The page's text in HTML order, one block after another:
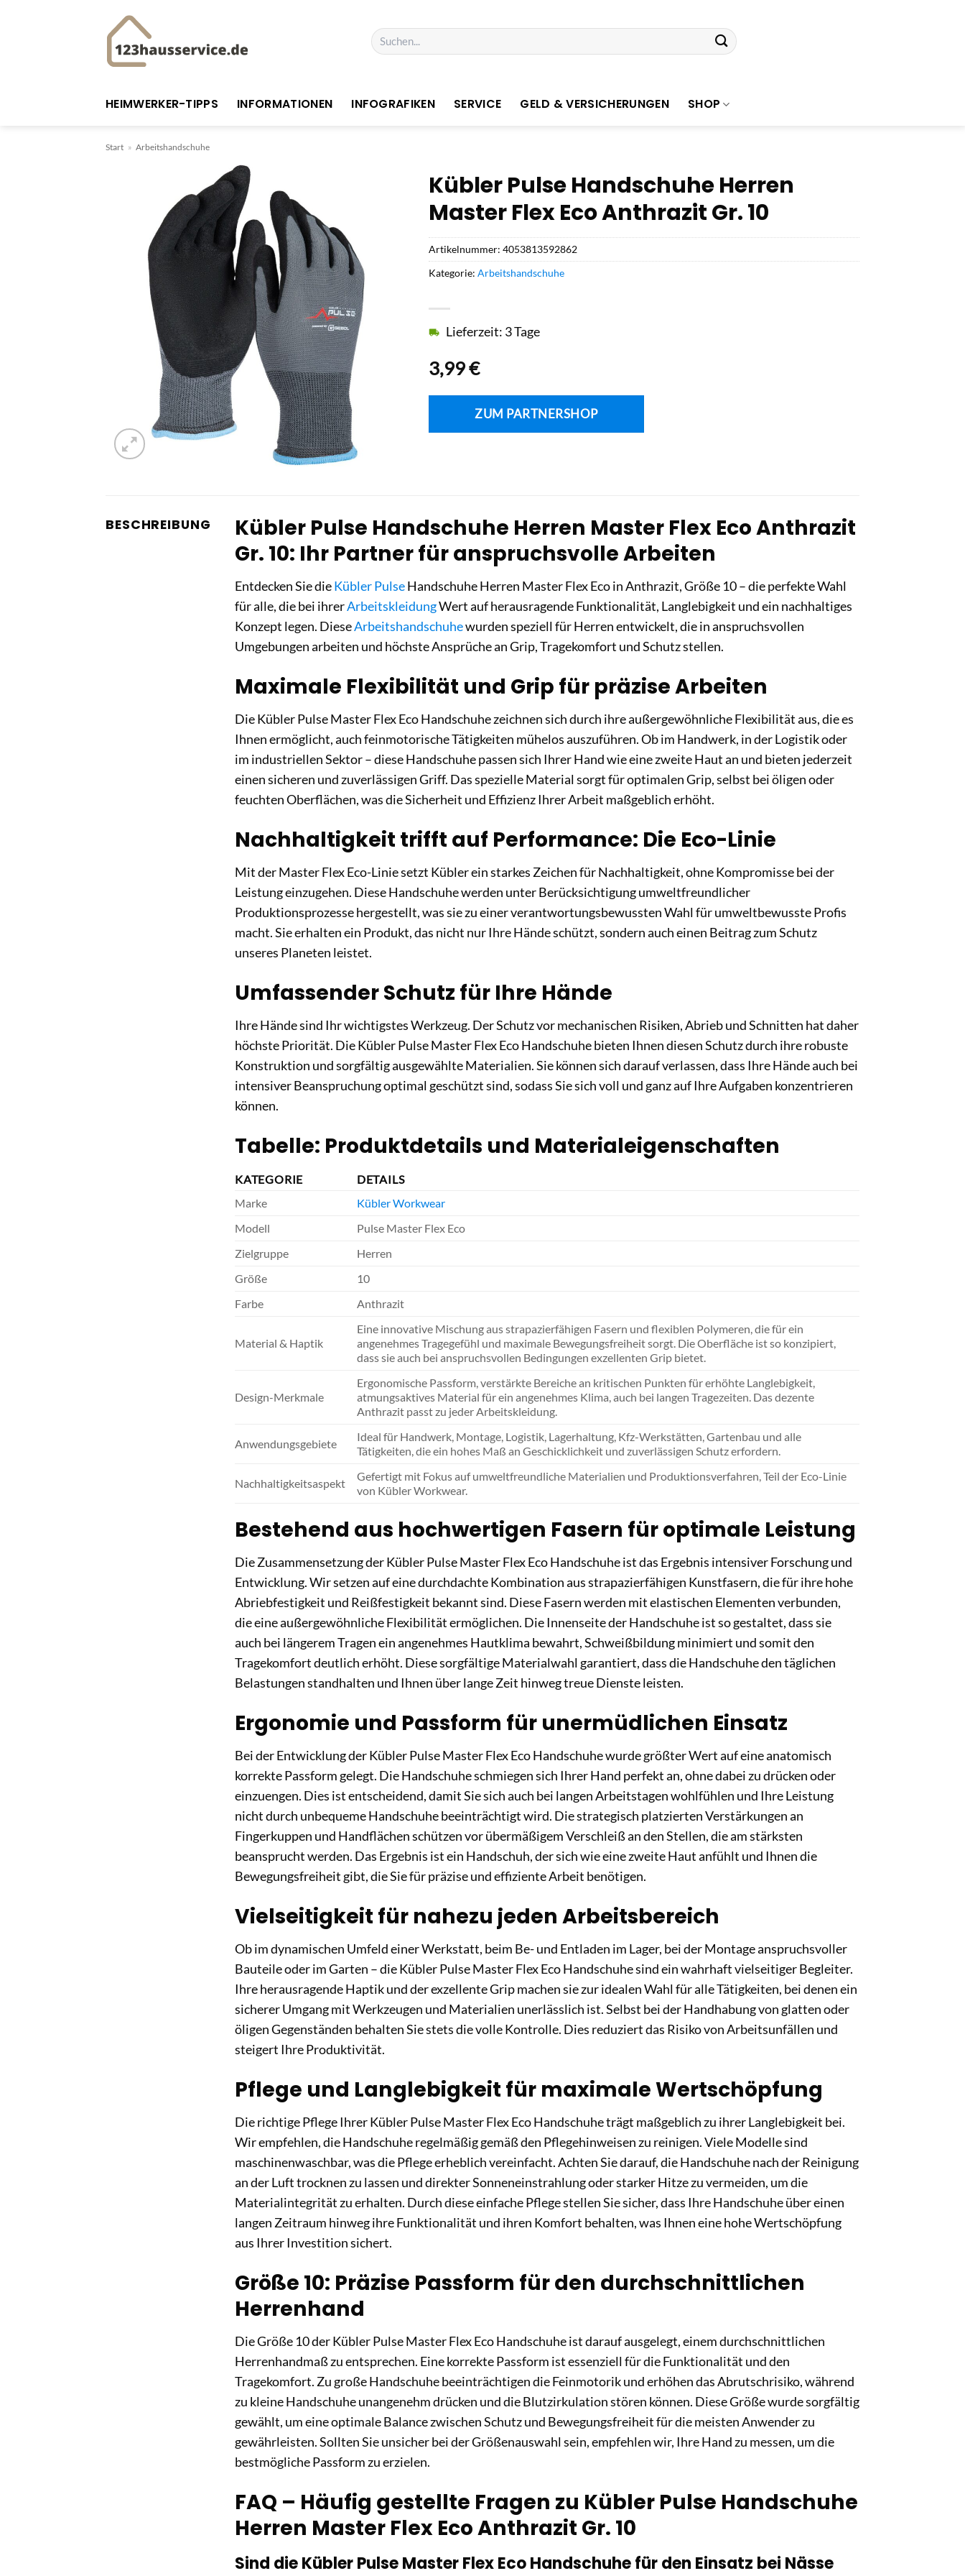
Suchen
nach:
HEIMWERKER-TIPPS INFORMATIONEN INFOGRAFIKEN SERVICE GELD & VERSICHERUNGEN SHOP
Start » Arbeitshandschuhe
Kübler Pulse Handschuhe Herren
Master Flex Eco Anthrazit Gr. 10
3,99€
Lieferzeit: 3 Tage
ZUM PARTNERSHOP
Artikelnummer: 4053813592862
Kategorie: Arbeitshandschuhe
BESCHREIBUNG
Kübler Pulse Handschuhe Herren Master Flex Eco Anthrazit
Gr. 10: Ihr Partner für anspruchsvolle Arbeiten
Entdecken Sie dieKübler PulseHandschuhe Herren Master Flex Eco in Anthrazit, Größe 10 – die perfekte Wahl
für alle, die bei ihrerArbeitskleidungWert auf herausragende Funktionalität, Langlebigkeit und ein nachhaltiges
Konzept legen. DieseArbeitshandschuhewurden speziell für Herren entwickelt, die in anspruchsvollen
Umgebungen arbeiten und höchste Ansprüche an Grip, Tragekomfort und Schutz stellen.
Maximale Flexibilität und Grip für präzise Arbeiten
Die Kübler Pulse Master Flex Eco Handschuhe zeichnen sich durch ihre außergewöhnliche Flexibilität aus, die es
Ihnen ermöglicht, auch feinmotorische Tätigkeiten mühelos auszuführen. Ob im Handwerk, in der Logistik oder
im industriellen Sektor – diese Handschuhe passen sich Ihrer Hand wie eine zweite Haut an und bieten jederzeit
einen sicheren und zuverlässigen Griff. Das spezielle Material sorgt für optimalen Grip, selbst bei öligen oder
feuchten Oberflächen, was die Sicherheit und Effizienz Ihrer Arbeit maßgeblich erhöht.
Nachhaltigkeit trifft auf Performance: Die Eco-Linie
Mit der Master Flex Eco-Linie setzt Kübler ein starkes Zeichen für Nachhaltigkeit, ohne Kompromisse bei der
Leistung einzugehen. Diese Handschuhe werden unter Berücksichtigung umweltfreundlicher
Produktionsprozesse hergestellt, was sie zu einer verantwortungsbewussten Wahl für umweltbewusste Profis
macht. Sie erhalten ein Produkt, das nicht nur Ihre Hände schützt, sondern auch einen Beitrag zum Schutz
unseres Planeten leistet.
Umfassender Schutz für Ihre Hände
Ihre Hände sind Ihr wichtigstes Werkzeug. Der Schutz vor mechanischen Risiken, Abrieb und Schnitten hat daher
höchste Priorität. Die Kübler Pulse Master Flex Eco Handschuhe bieten Ihnen diesen Schutz durch ihre robuste
Konstruktion und sorgfältig ausgewählte Materialien. Sie können sich darauf verlassen, dass Ihre Hände auch bei
intensiver Beanspruchung optimal geschützt sind, sodass Sie sich voll und ganz auf Ihre Aufgaben konzentrieren
können.
Tabelle: Produktdetails und Materialeigenschaften
KATEGORIE
DETAILS
Marke
Kübler Workwear
Modell
Pulse Master Flex Eco
Zielgruppe
Herren
Größe
10
Farbe
Anthrazit
Material & Haptik
Eine innovative Mischung aus strapazierfähigen Fasern und flexiblen Polymeren, die für ein
angenehmes Tragegefühl und maximale Bewegungsfreiheit sorgt. Die Oberfläche ist so konzipiert,
dass sie auch bei anspruchsvollen Bedingungen exzellenten Grip bietet.
Design-Merkmale
Ergonomische Passform, verstärkte Bereiche an kritischen Punkten für erhöhte Langlebigkeit,
atmungsaktives Material für ein angenehmes Klima, auch bei langen Tragezeiten. Das dezente
Anthrazit passt zu jeder Arbeitskleidung.
Anwendungsgebiete
Ideal für Handwerk, Montage, Logistik, Lagerhaltung, Kfz-Werkstätten, Gartenbau und alle
Tätigkeiten, die ein hohes Maß an Geschicklichkeit und zuverlässigen Schutz erfordern.
Nachhaltigkeitsaspekt
Gefertigt mit Fokus auf umweltfreundliche Materialien und Produktionsverfahren, Teil der Eco-Linie
von Kübler Workwear.
Bestehend aus hochwertigen Fasern für optimale Leistung
Die Zusammensetzung der Kübler Pulse Master Flex Eco Handschuhe ist das Ergebnis intensiver Forschung und
Entwicklung. Wir setzen auf eine durchdachte Kombination aus strapazierfähigen Kunstfasern, die für ihre hohe
Abriebfestigkeit und Reißfestigkeit bekannt sind. Diese Fasern werden mit elastischen Elementen verbunden,
die eine außergewöhnliche Flexibilität ermöglichen. Die Innenseite der Handschuhe ist so gestaltet, dass sie
auch bei längerem Tragen ein angenehmes Hautklima bewahrt, Schweißbildung minimiert und somit den
Tragekomfort deutlich erhöht. Diese sorgfältige Materialwahl garantiert, dass die Handschuhe den täglichen
Belastungen standhalten und Ihnen über lange Zeit hinweg treue Dienste leisten.
Ergonomie und Passform für unermüdlichen Einsatz
Bei der Entwicklung der Kübler Pulse Master Flex Eco Handschuhe wurde größter Wert auf eine anatomisch
korrekte Passform gelegt. Die Handschuhe schmiegen sich Ihrer Hand perfekt an, ohne dabei zu drücken oder
einzuengen. Dies ist entscheidend, damit Sie sich auch bei langen Arbeitstagen wohlfühlen und Ihre Leistung
nicht durch unbequeme Handschuhe beeinträchtigt wird. Die strategisch platzierten Verstärkungen an
Fingerkuppen und Handflächen schützen vor übermäßigem Verschleiß an den Stellen, die am stärksten
beansprucht werden. Das Ergebnis ist ein Handschuh, der sich wie eine zweite Haut anfühlt und Ihnen die
Bewegungsfreiheit gibt, die Sie für präzise und effiziente Arbeit benötigen.
Vielseitigkeit für nahezu jeden Arbeitsbereich
Ob im dynamischen Umfeld einer Werkstatt, beim Be- und Entladen im Lager, bei der Montage anspruchsvoller
Bauteile oder im Garten – die Kübler Pulse Master Flex Eco Handschuhe sind ein wahrhaft vielseitiger Begleiter.
Ihre herausragende Haptik und der exzellente Grip machen sie zur idealen Wahl für alle Tätigkeiten, bei denen ein
sicherer Umgang mit Werkzeugen und Materialien unerlässlich ist. Selbst bei der Handhabung von glatten oder
öligen Gegenständen behalten Sie stets die volle Kontrolle. Dies reduziert das Risiko von Arbeitsunfällen und
steigert Ihre Produktivität.
Pflege und Langlebigkeit für maximale Wertschöpfung
Die richtige Pflege Ihrer Kübler Pulse Master Flex Eco Handschuhe trägt maßgeblich zu ihrer Langlebigkeit bei.
Wir empfehlen, die Handschuhe regelmäßig gemäß den Pflegehinweisen zu reinigen. Viele Modelle sind
maschinenwaschbar, was die Pflege erheblich vereinfacht. Achten Sie darauf, die Handschuhe nach der Reinigung
an der Luft trocknen zu lassen und direkter Sonneneinstrahlung oder starker Hitze zu vermeiden, um die
Materialintegrität zu erhalten. Durch diese einfache Pflege stellen Sie sicher, dass Ihre Handschuhe über einen
langen Zeitraum hinweg ihre Funktionalität und ihren Komfort behalten, was Ihnen eine hohe Wertschöpfung
aus Ihrer Investition sichert.
Größe 10: Präzise Passform für den durchschnittlichen
Herrenhand
Die Größe 10 der Kübler Pulse Master Flex Eco Handschuhe ist darauf ausgelegt, einem durchschnittlichen
Herrenhandmaß zu entsprechen. Eine korrekte Passform ist essenziell für die Funktionalität und den
Tragekomfort. Zu große Handschuhe beeinträchtigen die Feinmotorik und erhöhen das Abrutschrisiko, während
zu kleine Handschuhe unangenehm drücken und die Blutzirkulation stören können. Diese Größe wurde sorgfältig
gewählt, um eine optimale Balance zwischen Schutz und Bewegungsfreiheit für die meisten Anwender zu
gewährleisten. Sollten Sie unsicher bei der Größenauswahl sein, empfehlen wir, Ihre Hand zu messen, um die
bestmögliche Passform zu erzielen.
FAQ – Häufig gestellte Fragen zu Kübler Pulse Handschuhe
Herren Master Flex Eco Anthrazit Gr. 10
Sind die Kübler Pulse Master Flex Eco Handschuhe für den Einsatz bei Nässe